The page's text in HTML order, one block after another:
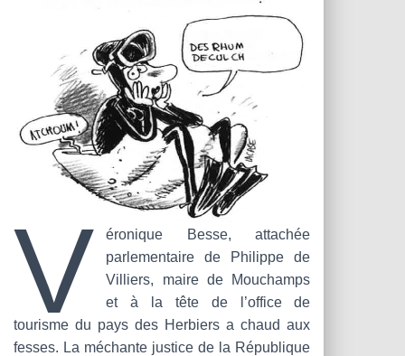
V
éronique Besse, attachée
parlementaire de Philippe de
Villiers, maire de Mouchamps
et à la tête de l’office de
tourisme du pays des Herbiers a chaud aux
fesses. La méchante justice de la République